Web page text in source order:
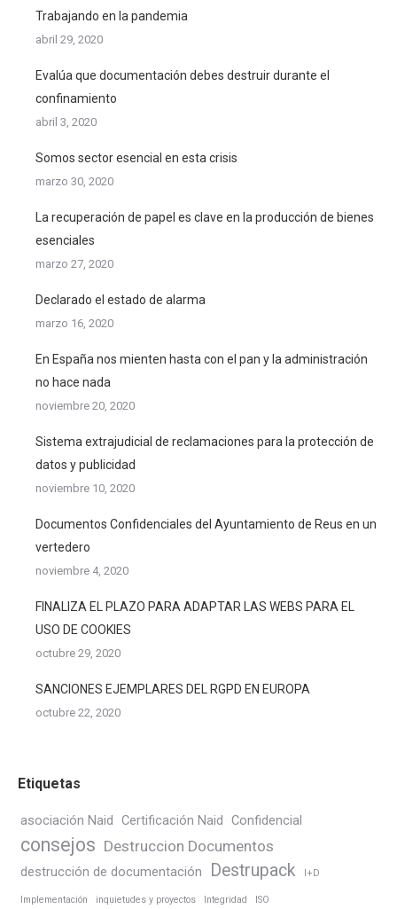
Trabajando en la pandemia
abril 29, 2020
Evalúa que documentación debes destruir durante el
confinamiento
abril 3, 2020
Somos sector esencial en esta crisis
marzo 30, 2020
La recuperación de papel es clave en la producción de bienes
esenciales
marzo 27, 2020
Declarado el estado de alarma
marzo 16, 2020
En España nos mienten hasta con el pan y la administración
no hace nada
noviembre 20, 2020
Sistema extrajudicial de reclamaciones para la protección de
datos y publicidad
noviembre 10, 2020
Documentos Confidenciales del Ayuntamiento de Reus en un
vertedero
noviembre 4, 2020
FINALIZA EL PLAZO PARA ADAPTAR LAS WEBS PARA EL
USO DE COOKIES
octubre 29, 2020
SANCIONES EJEMPLARES DEL RGPD EN EUROPA
octubre 22, 2020
Etiquetas
asociación Naid Certificación Naid Confidencial
consejos Destruccion Documentos
destrucción de documentación Destrupack I+D
Implementación inquietudes y proyectos Integridad ISO